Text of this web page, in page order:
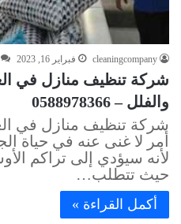
cleaningcompany فبراير 16, 2023
شركة تنظيف منازل في
والفلل – 0588978366
شركة تنظيف منازل في
أمر لا غنى عنه في حياة
لأنه سيؤدي إلى تراكم
حيث تتطلب…
أكمل القراءة »